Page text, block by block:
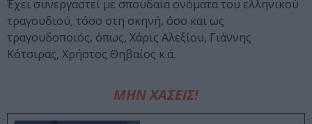
Έχει συνεργαστεί με σπουδαία ονόματα του ελληνικού
τραγουδιού, τόσο στη σκηνή, όσο και ως
τραγουδοποιός, όπως, Χάρις Αλεξίου, Γιάννης
Κότσιρας, Χρήστος Θηβαίος κ.ά.
ΜΗΝ ΧΑΣΕΙΣ!